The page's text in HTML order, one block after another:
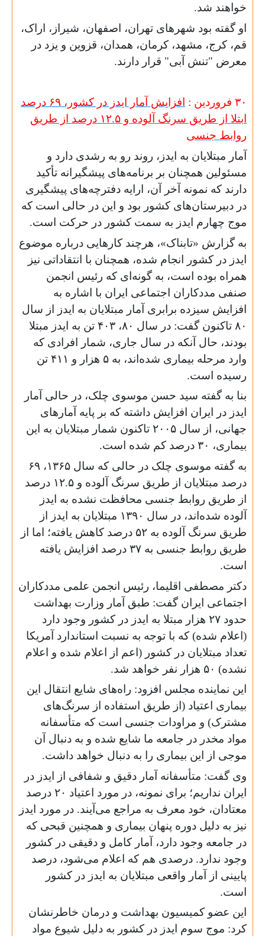
خواهند شد.
او گفته بود شهرهای تهران، اصفهان، شیراز، اراک،
قم، کرج، مشهد، کرمان، همدان، قزوین و یزد در
معرض "تنش آبی" قرار دارند.
۳۰ فروردین :
افزایش آمار ایدز در کشور، ۶۹ درصد
ابتلا از طریق سرنگ آلوده و ۱۲.‌۵ درصد از طریق
روابط جنسی
آمار مبتلایان به ایدز، روند رو به رشدی دارد و
مسئولین همچنان بر برنامه‌های پیشگیرانه تأکید
دارند که نمونه آخر آن، ارایه دفترچه‌های پیشگیری
در دبیرستان‌های کشور بود و این در حالی است که
موج چهارم ایدز به سمت کشور در حرکت است.
به گزارش «تابناک»، هرچند کارهایی درباره موضوع
ایدز در کشور انجام شده، همچنان با انتقاداتی نیز
همراه بوده است، به گونه‌ای ‌که رئیس انجمن
صنفی مددکاران اجتماعی ایران با اشاره به
افزایش سیزده برابری آمار مبتلایان به ایدز از سال
۸۰ تاکنون گفت: در سال ۸۰، ۴۰۳ تن به ایدز مبتلا
بودند، حال آنکه در سال جاری، شمار افرادی که
وارد مرحله بیماری شده‌اند، به ۵ هزار و ۴۱۱ تن
رسیده است.
بنا به گفته سید حسن موسوی چلک، در حالی آمار
ایدز در ایران افزایش داشته که بر پایه آمارهای
جهانی، از سال ۲۰۰۵ تاکنون شمار مبتلایان به این
بیماری، ۳۰ درصد کم شده است.
به گفته موسوی چلک در حالی که ‌سال ۱۳۶۵، ۶۹
درصد مبتلایان از طریق سرنگ آلوده و ۱۲.‌۵ درصد
از طریق روابط جنسی محافظت نشده به ایدز
آلوده شده‌اند، در سال ۱۳۹۰ مبتلایان به ایدز از
طریق سرنگ آلوده به ۵۲ درصد کاهش یافته؛ اما از
طریق روابط جنسی به ۳۷ درصد افزایش یافته
است.
دکتر مصطفی اقلیما، رئیس انجمن علمی مددکاران
اجتماعی ایران گفت: طبق آمار وزارت بهداشت
حدود ۲۷ هزار مبتلا به ایدز در کشور وجود دارد
(اعلام شده) که با توجه به نسبت استاندارد آمریکا
تعداد مبتلایان در کشور (اعم از اعلام شده و اعلام
نشده) ۵۰ هزار نفر خواهد شد.
این نماینده مجلس افزود: راه‌های شایع انتقال این
بیماری اعتیاد (از طریق استفاده از سرنگ‌های
مشترک) و مراودات جنسی است که متأسفانه
مواد مخدر در جامعه ما شایع شده‌ و به دنبال آن
موجی از این بیماری را به دنبال خواهد داشت.
وی گفت: متأسفانه آمار دقیق و شفافی از ایدز در
ایران نداریم؛ برای نمونه، در مورد اعتیاد ‌‌۲۰ در‌صد
معتادان، خود معرف به مراجع می‌آیند. در مورد ایدز
نیز به دلیل دوره پنهان بیماری و همچنین قبحی که
در جامعه وجود دارد، آمار کامل و دقیقی در کشور
وجود ندارد. درصدی هم که اعلام می‌شود، درصد
پایینی از آمار واقعی مبتلایان به ایدز در کشور
است.
این عضو کمیسیون بهداشت و درمان خاطرنشان
کرد: موج سوم ایدز در کشور به دلیل شیوع مواد